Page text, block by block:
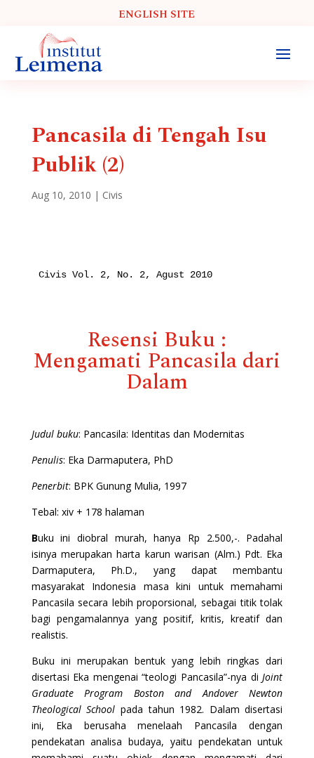
ENGLISH SITE
Pancasila di Tengah Isu
Publik (2)
Aug 10, 2010 | Civis
Civis Vol. 2, No. 2, Agust 2010
Resensi Buku :
Mengamati Pancasila dari
Dalam
Judul buku: Pancasila: Identitas dan Modernitas
Penulis: Eka Darmaputera, PhD
Penerbit: BPK Gunung Mulia, 1997
Tebal: xiv + 178 halaman
Buku ini diobral murah, hanya Rp 2.500,-. Padahal
isinya merupakan harta karun warisan (Alm.) Pdt. Eka
Darmaputera, Ph.D., yang dapat membantu
masyarakat Indonesia masa kini untuk memahami
Pancasila secara lebih proporsional, sebagai titik tolak
bagi pengamalannya yang positif, kritis, kreatif dan
realistis.
Buku ini merupakan bentuk yang lebih ringkas dari
disertasi Eka mengenai “teologi Pancasila”-nya di Joint
Graduate Program Boston and Andover Newton
Theological School pada tahun 1982. Dalam disertasi
ini, Eka berusaha menelaah Pancasila dengan
pendekatan analisa budaya, yaitu pendekatan untuk